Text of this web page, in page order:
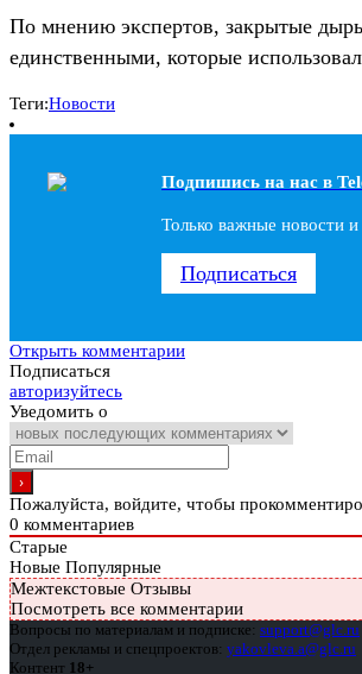
По мнению экспертов, закрытые
единственными, которые
Теги:Новости
Подпишись на наc в
Только важные новости
Подписаться
Открыть комментарии
Подписаться
авторизуйтесь
Уведомить о
Пожалуйста, войдите, чтобы
0 комментариев
Старые
Новые Популярные
Межтекстовые Отзывы
Посмотреть все комментарии
Вопросы по материалам и подписке: support@glc.ru
Отдел рекламы и спецпроектов: yakovleva.a@glc.ru
Контент 18+